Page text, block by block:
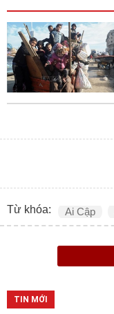
Từ khóa: Ai Cập
TIN MỚI